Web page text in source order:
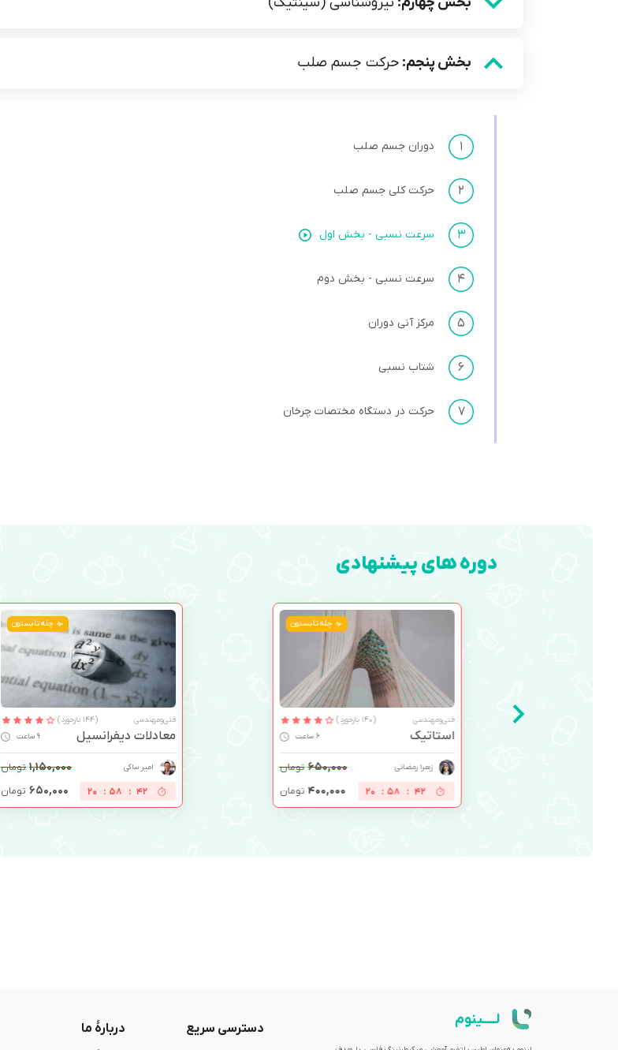
بخش پنجم: حرکت جسم صلب
۱ دوران جسم صلب
۲ حرکت کلی جسم صلب
۳ سرعت نسبی - بخش اول
۴ سرعت نسبی - بخش دوم
۵ مرکز آنی دوران
۶ شتاب نسبی
۷ حرکت در دستگاه مختصات چرخان
دوره های پیشنهادی
چله تابستون
فنی‌ومهندسی (140 بازخورد)
استاتیک 6 ساعت
زهرا رمضانی ۶۵۰,۰۰۰ تومان
41
:
58
:
20 ۴۰۰,۰۰۰ تومان
چله تابستون
فنی‌ومهندسی (144 بازخورد)
معادلات دیفرانسیل 9 ساعت
امیر ساکی ۱,۱۵۰,۰۰۰ تومان
41
:
58
:
20 ۶۵۰,۰۰۰ تومان
لــــینوم
دسترسی سریع دربارۀ ما